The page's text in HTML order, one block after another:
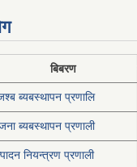
बिबरण
ब्यबस्थापन प्रणालि
ब्यबस्थापन प्रणाली
नियन्त्रण प्रणाली